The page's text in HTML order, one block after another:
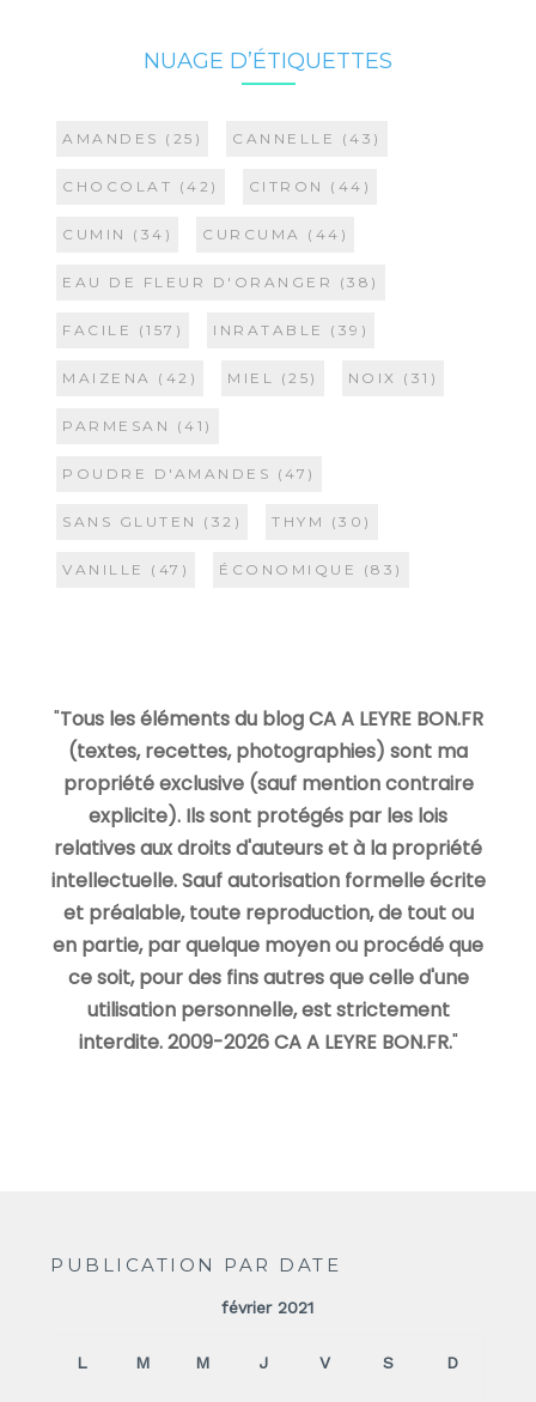
NUAGE D’ÉTIQUETTES
AMANDES (25) CANNELLE (43)
CHOCOLAT (42) CITRON (44)
CUMIN (34) CURCUMA (44)
EAU DE FLEUR D'ORANGER (38)
FACILE (157) INRATABLE (39)
MAIZENA (42) MIEL (25) NOIX (31)
PARMESAN (41)
POUDRE D'AMANDES (47)
SANS GLUTEN (32) THYM (30)
VANILLE (47) ÉCONOMIQUE (83)
"Tous les éléments du blog CA A LEYRE BON.FR
(textes, recettes, photographies) sont ma
propriété exclusive (sauf mention contraire
explicite). Ils sont protégés par les lois
relatives aux droits d'auteurs et à la propriété
intellectuelle. Sauf autorisation formelle écrite
et préalable, toute reproduction, de tout ou
en partie, par quelque moyen ou procédé que
ce soit, pour des fins autres que celle d'une
utilisation personnelle, est strictement
interdite. 2009-2026 CA A LEYRE BON.FR."
PUBLICATION PAR DATE
février 2021
L M M J V S D